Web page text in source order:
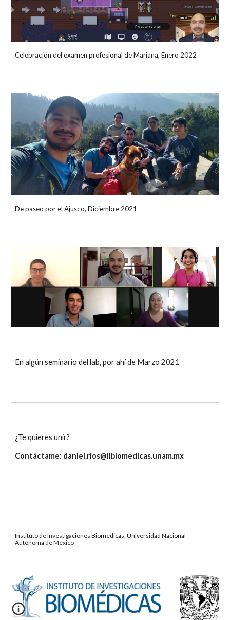
Celebración del examen profesional de Mariana, Enero 2022
De paseo por el Ajusco, Diciembre 2021
En algún seminario del lab, por ahí de Marzo 2021
¿Te quieres unir?
Contáctame: daniel.rios@iibiomedicas.unam.mx
Instituto de Investigaciones Biomédicas, Universidad Nacional
Autónoma de México